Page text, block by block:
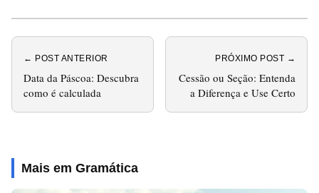
← POST ANTERIOR
Data da Páscoa: Descubra
como é calculada
PRÓXIMO POST →
Cessão ou Seção: Entenda
a Diferença e Use Certo
Mais em Gramática